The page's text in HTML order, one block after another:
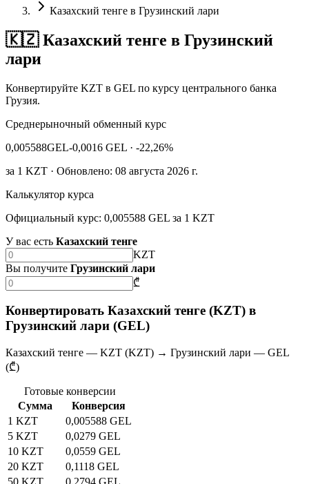
Казахский тенге в Грузинский лари
🇰🇿 Казахский тенге в Грузинский
лари
Конвертируйте KZT в GEL по курсу центрального банка
Грузия.
Среднерыночный обменный курс
0,005588GEL-0,0016 GEL · -22,26%
за 1 KZT · Обновлено: 08 августа 2026 г.
Калькулятор курса
Официальный курс: 0,005588 GEL за 1 KZT
У вас есть Казахский тенге
KZT
Вы получите Грузинский лари
₾
Конвертировать Казахский тенге (KZT) в
Грузинский лари (GEL)
Казахский тенге — KZT (KZT) → Грузинский лари — GEL
(₾)
Готовые конверсии
Сумма
Конверсия
1 KZT
0,005588 GEL
5 KZT
0,0279 GEL
10 KZT
0,0559 GEL
20 KZT
0,1118 GEL